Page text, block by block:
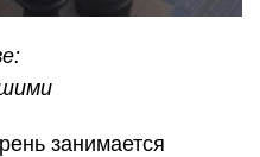
занимается